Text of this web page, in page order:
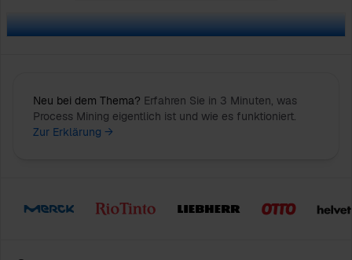
Neu bei dem Thema? Erfahren Sie in 3 Minuten, was
Process Mining eigentlich ist und wie es funktioniert.
Zur Erklärung →